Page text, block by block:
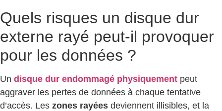
Quels risques un disque dur
externe rayé peut-il provoquer
pour les données ?
Un disque dur endommagé physiquement peut
aggraver les pertes de données à chaque tentative
d’accès. Les zones rayées deviennent illisibles, et la